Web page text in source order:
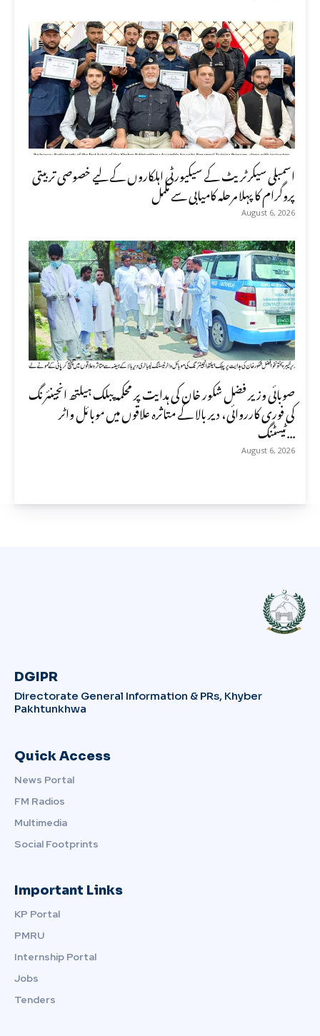
اسمبلی سیکرٹریٹ کے سیکیورٹی اہلکاروں کے لیے خصوصی تربیتی
پروگرام کا پہلا مرحلہ کامیابی سے مکمل
August 6, 2026
صوبائی وزیر فضل شکور خان کی ہدایت پر محکمہ پبلک ہیلتھ انجینئرنگ
کی فوری کارروائی، دیر بالا کے متاثرہ علاقوں میں موبائل واٹر
ٹیسٹنگ...
August 6, 2026
DGIPR
Directorate General Information & PRs, Khyber
Pakhtunkhwa
Quick Access
News Portal
FM Radios
Multimedia
Social Footprints
Important Links
KP Portal
PMRU
Internship Portal
Jobs
Tenders